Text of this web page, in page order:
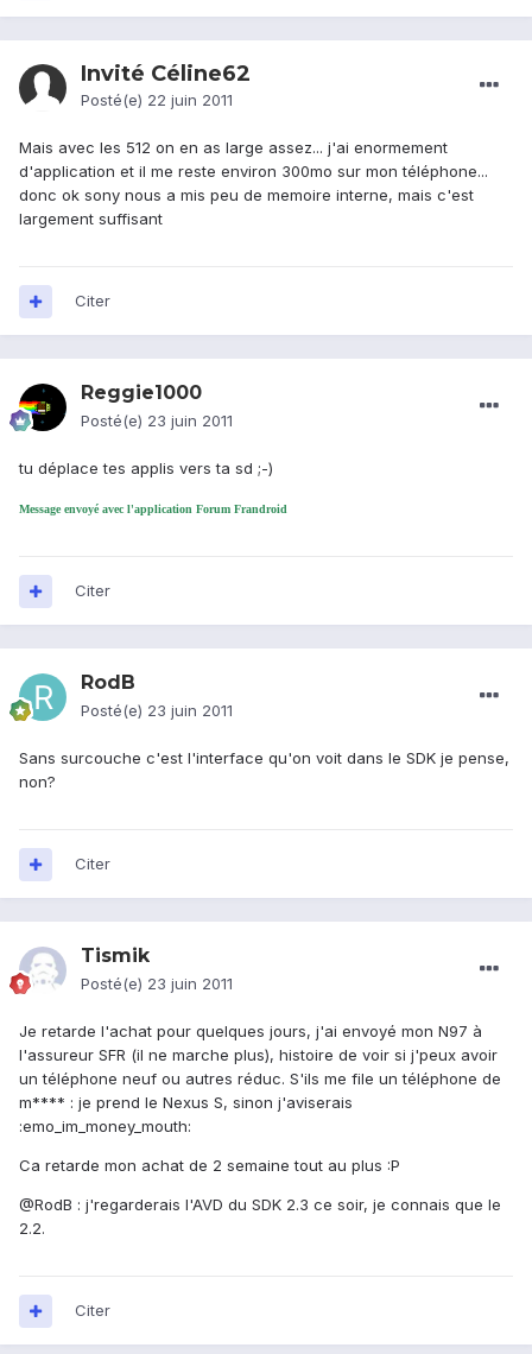
Invité Céline62
Posté(e) 22 juin 2011
Mais avec les 512 on en as large assez... j'ai enormement
d'application et il me reste environ 300mo sur mon téléphone...
donc ok sony nous a mis peu de memoire interne, mais c'est
largement suffisant
Citer
Reggie1000
Posté(e) 23 juin 2011
tu déplace tes applis vers ta sd ;-)
Message envoyé avec l'application Forum Frandroid
Citer
RodB
Posté(e) 23 juin 2011
Sans surcouche c'est l'interface qu'on voit dans le SDK je pense,
non?
Citer
Tismik
Posté(e) 23 juin 2011
Je retarde l'achat pour quelques jours, j'ai envoyé mon N97 à
l'assureur SFR (il ne marche plus), histoire de voir si j'peux avoir
un téléphone neuf ou autres réduc. S'ils me file un téléphone de
m**** : je prend le Nexus S, sinon j'aviserais
:emo_im_money_mouth:
Ca retarde mon achat de 2 semaine tout au plus :P
@RodB : j'regarderais l'AVD du SDK 2.3 ce soir, je connais que le
2.2.
Citer